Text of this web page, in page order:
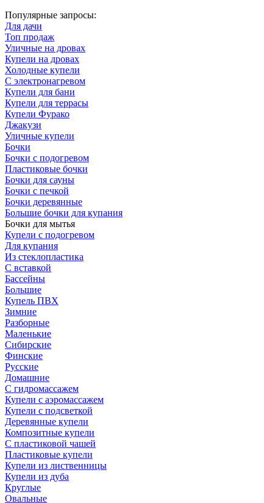
Популярные запросы:
Для дачи
Топ продаж
Уличные на дровах
Купели на дровах
Холодные купели
С электронагревом
Купели для бани
Купели для террасы
Купели Фурако
Джакузи
Уличные купели
Бочки
Бочки с подогревом
Пластиковые бочки
Бочки для сауны
Бочки с печкой
Бочки деревянные
Большие бочки для купания
Бочки для мытья
Купели с подогревом
Для купания
Из стеклопластика
С вставкой
Бассейны
Большие
Купель ПВХ
Зимние
Разборные
Маленькие
Сибирские
Финские
Русские
Домашние
С гидромассажем
Купели с аэромассажем
Купели с подсветкой
Деревянные купели
Композитные купели
С пластиковой чашей
Пластиковые купели
Купели из лиственницы
Купели из дуба
Круглые
Овальные